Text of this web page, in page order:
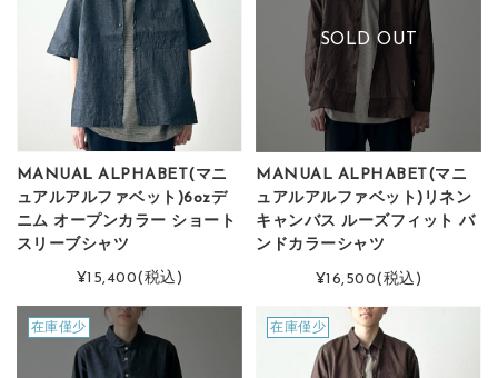
MANUAL ALPHABET(マニ
ュアルアルファベット)6ozデ
ニム オープンカラー ショート
スリーブシャツ
¥15,400(税込)
SOLD OUT
MANUAL ALPHABET(マニ
ュアルアルファベット)リネン
キャンバス ルーズフィット バ
ンドカラーシャツ
¥16,500(税込)
在庫僅少 在庫僅少